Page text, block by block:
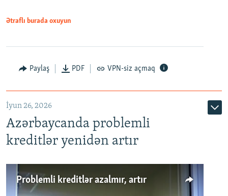
Auto 240p 360p 480p
720p 1080p
Ətraflı burada oxuyun
Paylaş PDF VPN-siz açmaq
İyun 26, 2026
Azərbaycanda problemli
kreditlər yenidən artır
Problemli kreditlər azalmır, artır